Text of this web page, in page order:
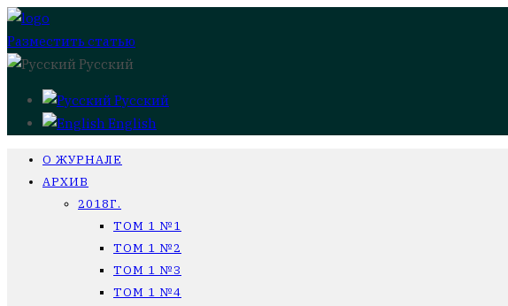
Разместить статью
Русский
Русский
English
О ЖУРНАЛЕ
АРХИВ
2018Г.
ТОМ 1 №1
ТОМ 1 №2
ТОМ 1 №3
ТОМ 1 №4